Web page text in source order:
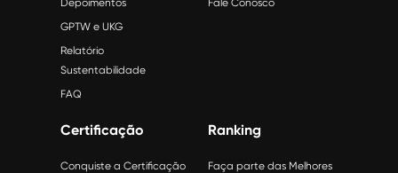
Depoimentos
GPTW e UKG
Relatório
Sustentabilidade
FAQ
Fale Conosco
Certificação
Conquiste a Certificação
Ranking
Faça parte das Melhores